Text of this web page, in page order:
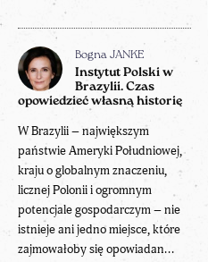
Bogna JANKE
Instytut Polski w
Brazylii. Czas
opowiedzieć własną historię
W Brazylii – największym
państwie Ameryki Południowej,
kraju o globalnym znaczeniu,
licznej Polonii i ogromnym
potencjale gospodarczym – nie
istnieje ani jedno miejsce, które
zajmowałoby się opowiadan...